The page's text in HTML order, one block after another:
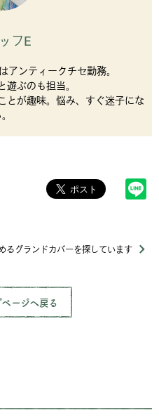
フE
アンティークチセ勤務。
遊ぶのも担当。
とが趣味。悩み、すぐ迷子にな
るグランドカバーを探しています
ージへ戻る